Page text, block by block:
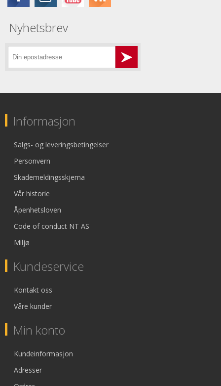
Nyhetsbrev
Informasjon
Salgs- og leveringsbetingelser
Personvern
Skademeldingsskjema
Vår historie
Åpenhetsloven
Code of conduct NT AS
Miljø
Kundeservice
Kontakt oss
Våre kunder
Min konto
Kundeinformasjon
Adresser